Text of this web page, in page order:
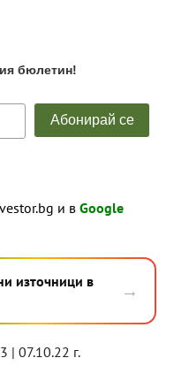
и в Google
източници в
→
| 07.10.22 г.